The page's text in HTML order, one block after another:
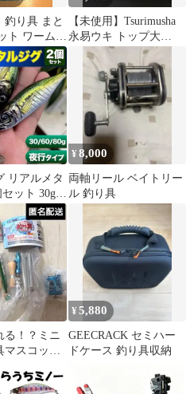
り具 まと
ト ワーム
クルBOX小
【未使用】Tsurimusha
永易ウキ トップ大
N023-01 釣り具
リアルメタ
ット 30g
タイプ ア
ジグ 青物
ラマサ サワ
アコウ ライ
メタル 釣り
釣り
¥8,000
両軸リール ベイトリー
ル 釣り具
る！？ミニ
マスコット
¥5,880
GEECRACK セミハー
ドケース 釣り具収納